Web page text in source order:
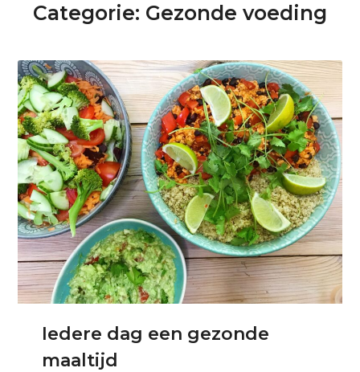
Categorie: Gezonde voeding
Iedere dag een gezonde
maaltijd